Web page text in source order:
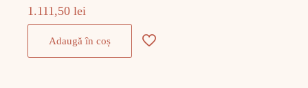
1.111,50lei
Adaugă în coș